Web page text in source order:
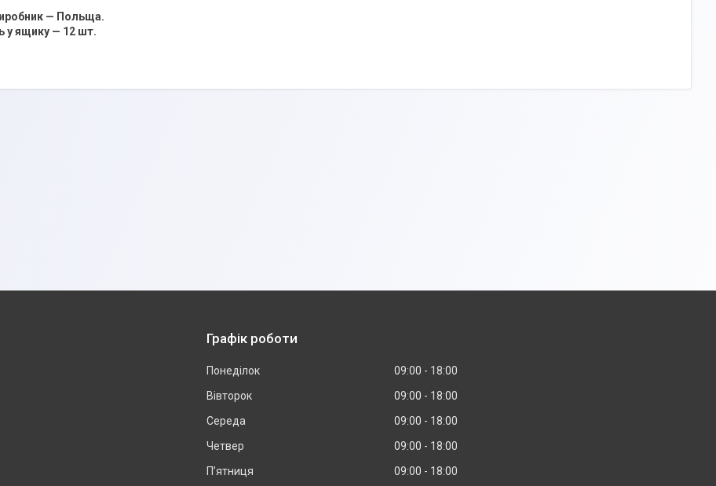
— Польща.
у ящику — 12 шт.
Графік роботи
Понеділок 09:00
18:00
Вівторок
09:00
18:00
Середа
09:00
18:00
Четвер
09:00
18:00
Пʼятниця
09:00 18:00